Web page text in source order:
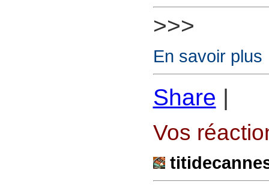
>>>
En savoir plus
Share |
Vos